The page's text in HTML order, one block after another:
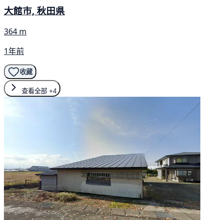
大館市, 秋田県
364 m
1年前
收藏
查看全部 +4